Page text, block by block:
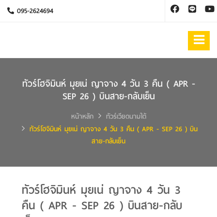
095-2624694
ทัวร์โฮจิมินห์ มุยเน่ ญาจาง 4 วัน 3 คืน ( APR -
SEP 26 ) บินสาย-กลับเย็น
หน้าหลัก
ทัวร์เวียดนามใต้
ทัวร์โฮจิมินห์ มุยเน่ ญาจาง 4 วัน 3 คืน ( APR - SEP 26 ) บิน
สาย-กลับเย็น
ทัวร์โฮจิมินห์ มุยเน่ ญาจาง 4 วัน 3
คืน ( APR - SEP 26 ) บินสาย-กลับ